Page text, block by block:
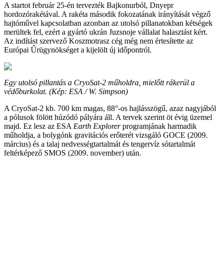
A startot február 25-én tervezték Bajkonurból, Dnyepr
hordozórakétával. A rakéta második fokozatának irányítását végző
hajtóművel kapcsolatban azonban az utolsó pillanatokban kétségek
merültek fel, ezért a gyártó ukrán Juzsnoje vállalat halasztást kért.
Az indítást szervező Koszmotrasz cég még nem értesítette az
Európai Űrügynökséget a kijelölt új időpontról.
Egy utolsó pillantás a CryoSat-2 műholdra, mielőtt rákerül a
védőburkolat. (Kép: ESA / W. Simpson)
A CryoSat-2 kb. 700 km magas, 88°-os hajlásszögű, azaz nagyjából
a pólusok fölött húzódó pályára áll. A tervek szerint öt évig üzemel
majd. Ez lesz az ESA Earth Explorerprogramjának harmadik
műholdja, a bolygónk gravitációs erőterét vizsgáló GOCE (2009.
március) és a talaj nedvességtartalmát és tengervíz sótartalmát
feltérképező SMOS (2009. november) után.